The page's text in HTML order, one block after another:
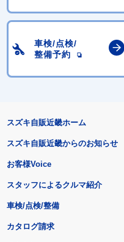
車検/点検/
整備予約
スズキ自販近畿ホーム
スズキ自販近畿からのお知らせ
お客様Voice
スタッフによるクルマ紹介
車検/点検/整備
カタログ請求